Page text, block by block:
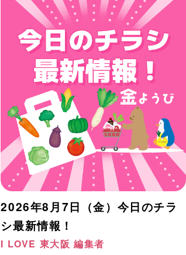
2026年8月7日（金）今日のチラ
シ最新情報！
I LOVE 東大阪 編集者